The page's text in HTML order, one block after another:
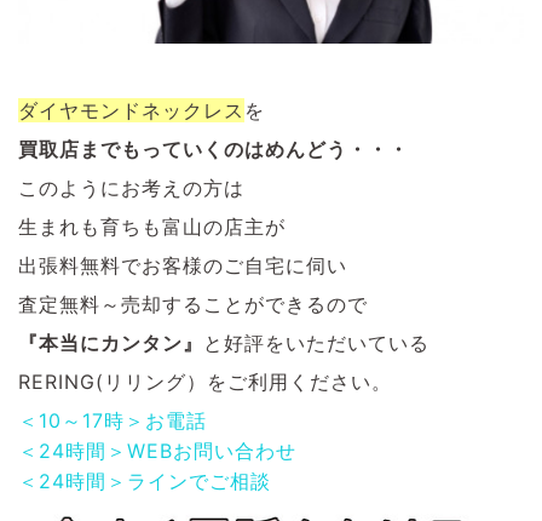
ダイヤモンドネックレス を
買取店までもっていくのはめんどう・・・
このようにお考えの方は
生まれも育ちも富山の店主が
出張料無料でお客様のご自宅に伺い
査定無料～売却することができるので
『本当にカンタン』 と好評をいただいている
RERING(リリング）をご利用ください。
＜10～17時＞お電話
＜24時間＞WEBお問い合わせ
＜24時間＞ラインでご相談